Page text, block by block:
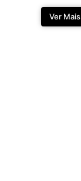
Ver Mais